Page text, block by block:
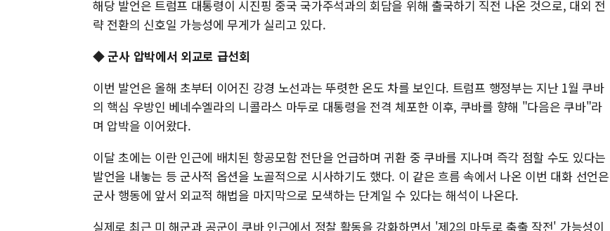
해당 발언은 트럼프 대통령이 시진핑 중국 국가주석과의 회담을 위해 출국하기 직전 나온 것으로, 대외 전
략 전환의 신호일 가능성에 무게가 실리고 있다.
◆ 군사 압박에서 외교로 급선회
이번 발언은 올해 초부터 이어진 강경 노선과는 뚜렷한 온도 차를 보인다. 트럼프 행정부는 지난 1월 쿠바
의 핵심 우방인 베네수엘라의 니콜라스 마두로 대통령을 전격 체포한 이후, 쿠바를 향해 "다음은 쿠바"라
며 압박을 이어왔다.
이달 초에는 이란 인근에 배치된 항공모함 전단을 언급하며 귀환 중 쿠바를 지나며 즉각 점할 수도 있다는
발언을 내놓는 등 군사적 옵션을 노골적으로 시사하기도 했다. 이 같은 흐름 속에서 나온 이번 대화 선언은
군사 행동에 앞서 외교적 해법을 마지막으로 모색하는 단계일 수 있다는 해석이 나온다.
실제로 최근 미 해군과 공군이 쿠바 인근에서 정찰 활동을 강화하면서 '제2의 마두로 축출 작전' 가능성이